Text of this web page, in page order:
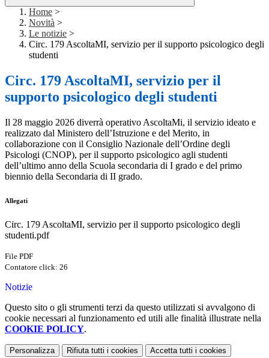
Home >
Novità >
Le notizie >
Circ. 179 AscoltaMI, servizio per il supporto psicologico degli
studenti
Circ. 179 AscoltaMI, servizio per il
supporto psicologico degli studenti
Il 28 maggio 2026 diverrà operativo AscoltaMi, il servizio ideato e
realizzato dal Ministero dell’Istruzione e del Merito, in
collaborazione con il Consiglio Nazionale dell’Ordine degli
Psicologi (CNOP), per il supporto psicologico agli studenti
dell’ultimo anno della Scuola secondaria di I grado e del primo
biennio della Secondaria di II grado.
Allegati
Circ. 179 AscoltaMI, servizio per il supporto psicologico degli
studenti.pdf
File PDF
Contatore click: 26
Notizie
Questo sito o gli strumenti terzi da questo utilizzati si avvalgono di
cookie necessari al funzionamento ed utili alle finalità illustrate nella
COOKIE POLICY.
Personalizza Rifiuta tutti i cookies Accetta tutti i cookies